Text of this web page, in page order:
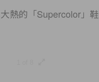
熱的「Supercolor」鞋